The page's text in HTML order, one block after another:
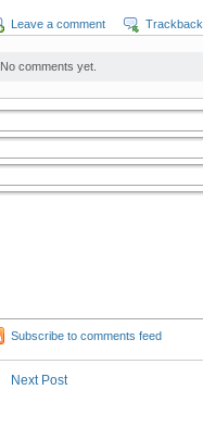
Leave a comment Trackback
No comments yet.
Subscribe to comments feed
Next Post